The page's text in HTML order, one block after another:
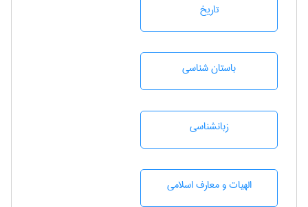
تاريخ
باستان شناسی
زبانشناسی
الهیات و معارف اسلامی